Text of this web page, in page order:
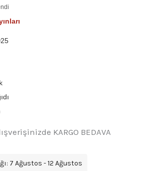
KARGO BEDAVA
7 Ağustos - 12 Ağustos